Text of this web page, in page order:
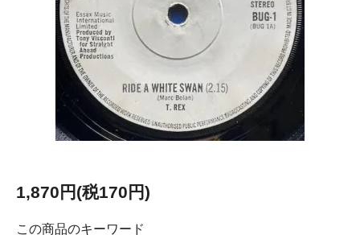
1,870円(税170円)
この商品のキーワード